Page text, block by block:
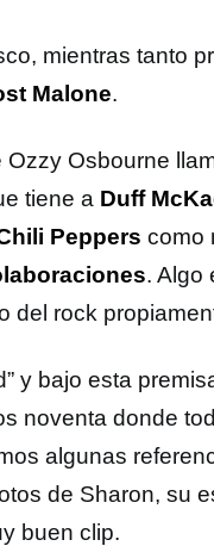
mientras tanto
Malone.
Osbourne
tiene a Duff
Peppers como
. Algo
del rock
y bajo esta
noventa donde
algunas
de Sharon, su
buen clip.